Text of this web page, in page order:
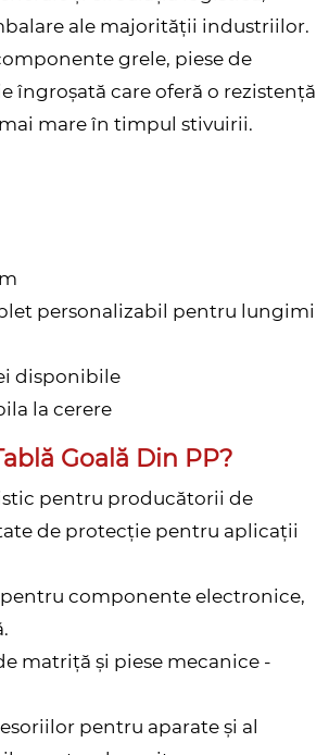
ale majorității industriilor.
grele, piese de
îngroșată care oferă o rezistență
mare în timpul stivuirii.
personalizabil pentru lungimi
disponibile
la cerere
Goală Din PP?
pentru producătorii de
de protecție pentru aplicații
componente electronice,
matriță și piese mecanice -
pentru aparate și al